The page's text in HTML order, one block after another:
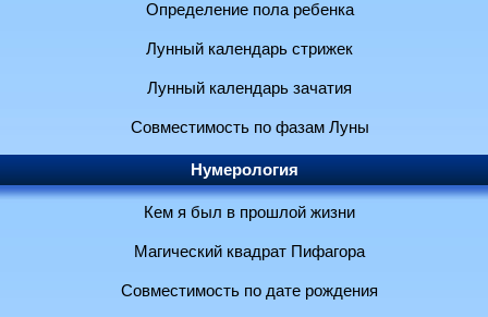
Определение пола ребенка
Лунный календарь стрижек
Лунный календарь зачатия
Совместимость по фазам Луны
Нумерология
Кем я был в прошлой жизни
Магический квадрат Пифагора
Совместимость по дате рождения